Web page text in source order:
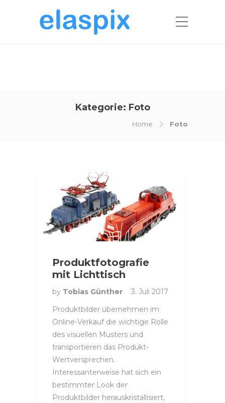
Kategorie: Foto
Home Foto
Produktfotografie
mit Lichttisch
by Tobias Günther
3. Juli 2017
Produktbilder übernehmen im
Online-Verkauf die wichtige Rolle
des visuellen Musters und
transportieren das Produkt-
Wertversprechen.
Interessanterweise hat sich ein
bestimmter Look der
Produktbilder herauskristallisiert,